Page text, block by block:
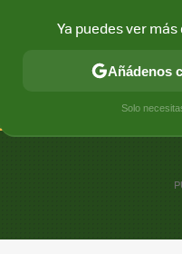
CONECTIVIDAD MÓVIL Y
Ya puedes ver
Añádenos
Solo